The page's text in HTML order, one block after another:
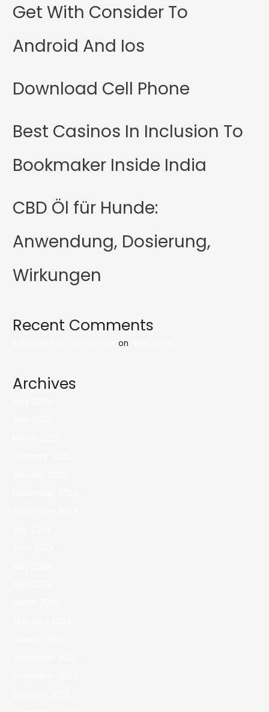
Get With Consider To
Android And Ios
Download Cell Phone
Best Casinos In Inclusion To
Bookmaker Inside India
CBD Öl für Hunde:
Anwendung, Dosierung,
Wirkungen
Recent Comments
on
Archives